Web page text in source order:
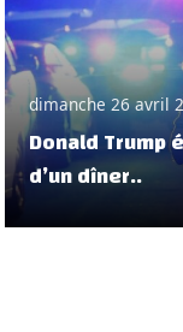
dimanche 26 avril
Donald Trump
d’un dîner..